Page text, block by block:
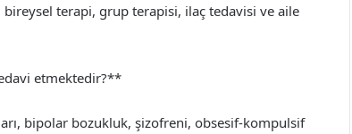
terapi, grup terapisi, ilaç tedavisi ve aile
etmektedir?**
bipolar bozukluk, şizofreni, obsesif-kompulsif